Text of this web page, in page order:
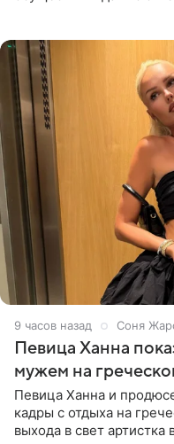
9 часов назад Соня
Певица Ханна
мужем на
Певица Ханна и
кадры с отдыха на
выхода в свет